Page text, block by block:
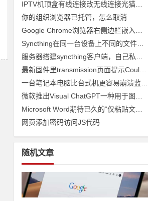
你的组织浏览器已托管，怎么取消
网页添加密码访问JS代码
随机文章